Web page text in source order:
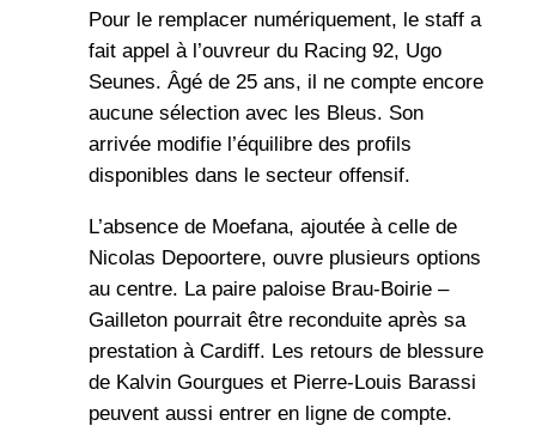
Pour le remplacer numériquement, le staff a
fait appel à l’ouvreur du Racing 92, Ugo
Seunes. Âgé de 25 ans, il ne compte encore
aucune sélection avec les Bleus. Son
arrivée modifie l’équilibre des profils
disponibles dans le secteur offensif.
L’absence de Moefana, ajoutée à celle de
Nicolas Depoortere, ouvre plusieurs options
au centre. La paire paloise Brau-Boirie –
Gailleton pourrait être reconduite après sa
prestation à Cardiff. Les retours de blessure
de Kalvin Gourgues et Pierre-Louis Barassi
peuvent aussi entrer en ligne de compte.